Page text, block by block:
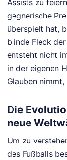
Assists zu
gegnerische
überspielt hat,
blinde Fleck
entsteht nicht
in der eigenen
Glauben
Die
neue
Um zu
des Fußballs